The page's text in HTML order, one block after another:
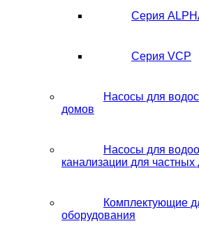
Серия
Серия VCP
Насосы для
домов
Насосы для
канализации для частных
Комплектующие
оборудования